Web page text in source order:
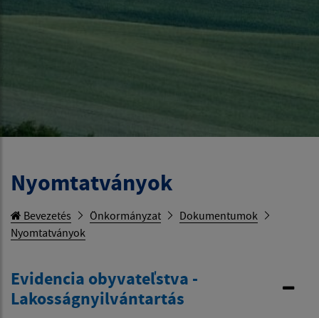
Nyomtatványok
Bevezetés Önkormányzat
Dokumentumok
Nyomtatványok
Evidencia obyvateľstva -
Lakosságnyilvántartás